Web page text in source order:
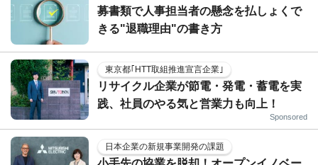
募書類で人事担当者の懸念を払しょくで
きる"退職理由"の書き方
東京都｢HTT取組推進宣言企業｣
リサイクル企業が節電・発電・蓄電を実
践、社員のやる気と営業力も向上！
Sponsored
日本企業の新規事業開発の課題